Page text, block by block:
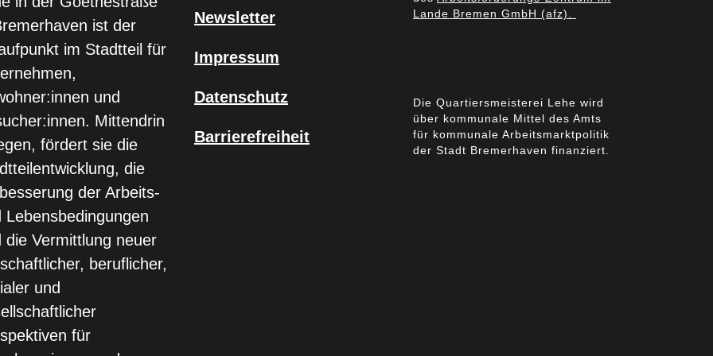
ist der
im Stadtteil für
und
Mittendrin
fördert sie die
die
der Arbeits-
Lebensbedingungen
die Vermittlung neuer
beruflicher,
und
für
Newsletter
Impressum
Datenschutz
Barrierefreiheit
Lande Bremen GmbH (afz).
Die Quartiersmeisterei Lehe wird
über kommunale Mittel des Amts
für kommunale Arbeitsmarktpolitik
der Stadt Bremerhaven finanziert.